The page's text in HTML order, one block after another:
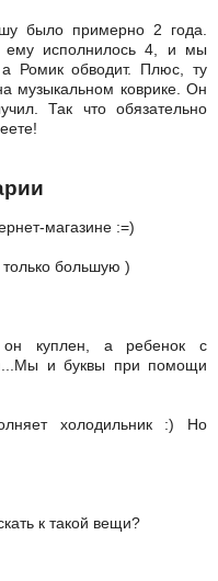
было примерно 2 года.
ему исполнилось 4, и мы
Ромик обводит. Плюс, ту
музыкальном коврике. Он
Так что обязательно
магазине :=)
большую )
куплен, а ребенок с
и буквы при помощи
холодильник :) Но
к такой вещи?